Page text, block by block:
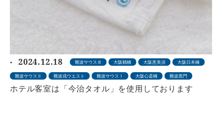
2024.12.18 難波サウスⅢ 大阪鶴橋 大阪恵美須 大阪日本橋
難波サウスⅡ 難波戎ウエスト 難波サウスⅠ 大阪心斎橋 難波黒門
ホテル客室は「今治タオル」を使用しております